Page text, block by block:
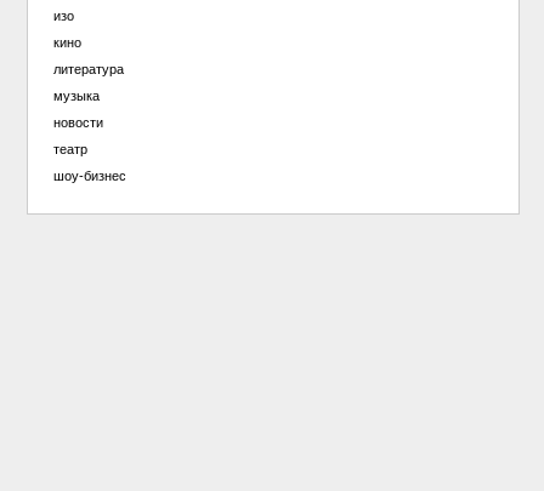
изо
кино
литература
музыка
новости
театр
шоу-бизнес